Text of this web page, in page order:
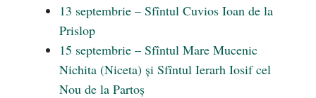
13 septembrie – Sfîntul Cuvios Ioan de la
Prislop
15 septembrie – Sfîntul Mare Mucenic
Nichita (Niceta) și Sfîntul Ierarh Iosif cel
Nou de la Partoș